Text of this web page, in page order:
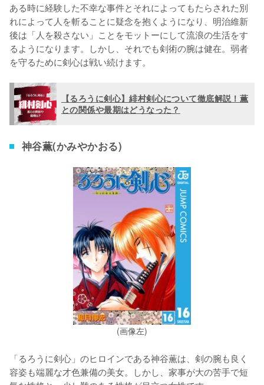
ある時に経験した不幸な事件とそれによってもたらされた別
れによって人を斬ることに疑念を抱くようになり、明治維新
後は「人を殺さない」ことをモットーにして流浪の生活をす
るようになります。しかし、それでも剣術の腕は健在。弱者
を守るために剣心は戦い続けます。
【るろうに剣心】緋村剣心について徹底解説！薫
との関係や最期はどうなった？
神谷薫(かみやかおる)
(画像左)
「るろうに剣心」のヒロインである神谷薫は、剣の腕も良く
容姿も端麗な才色兼備の美女。しかし、家事が大の苦手で短